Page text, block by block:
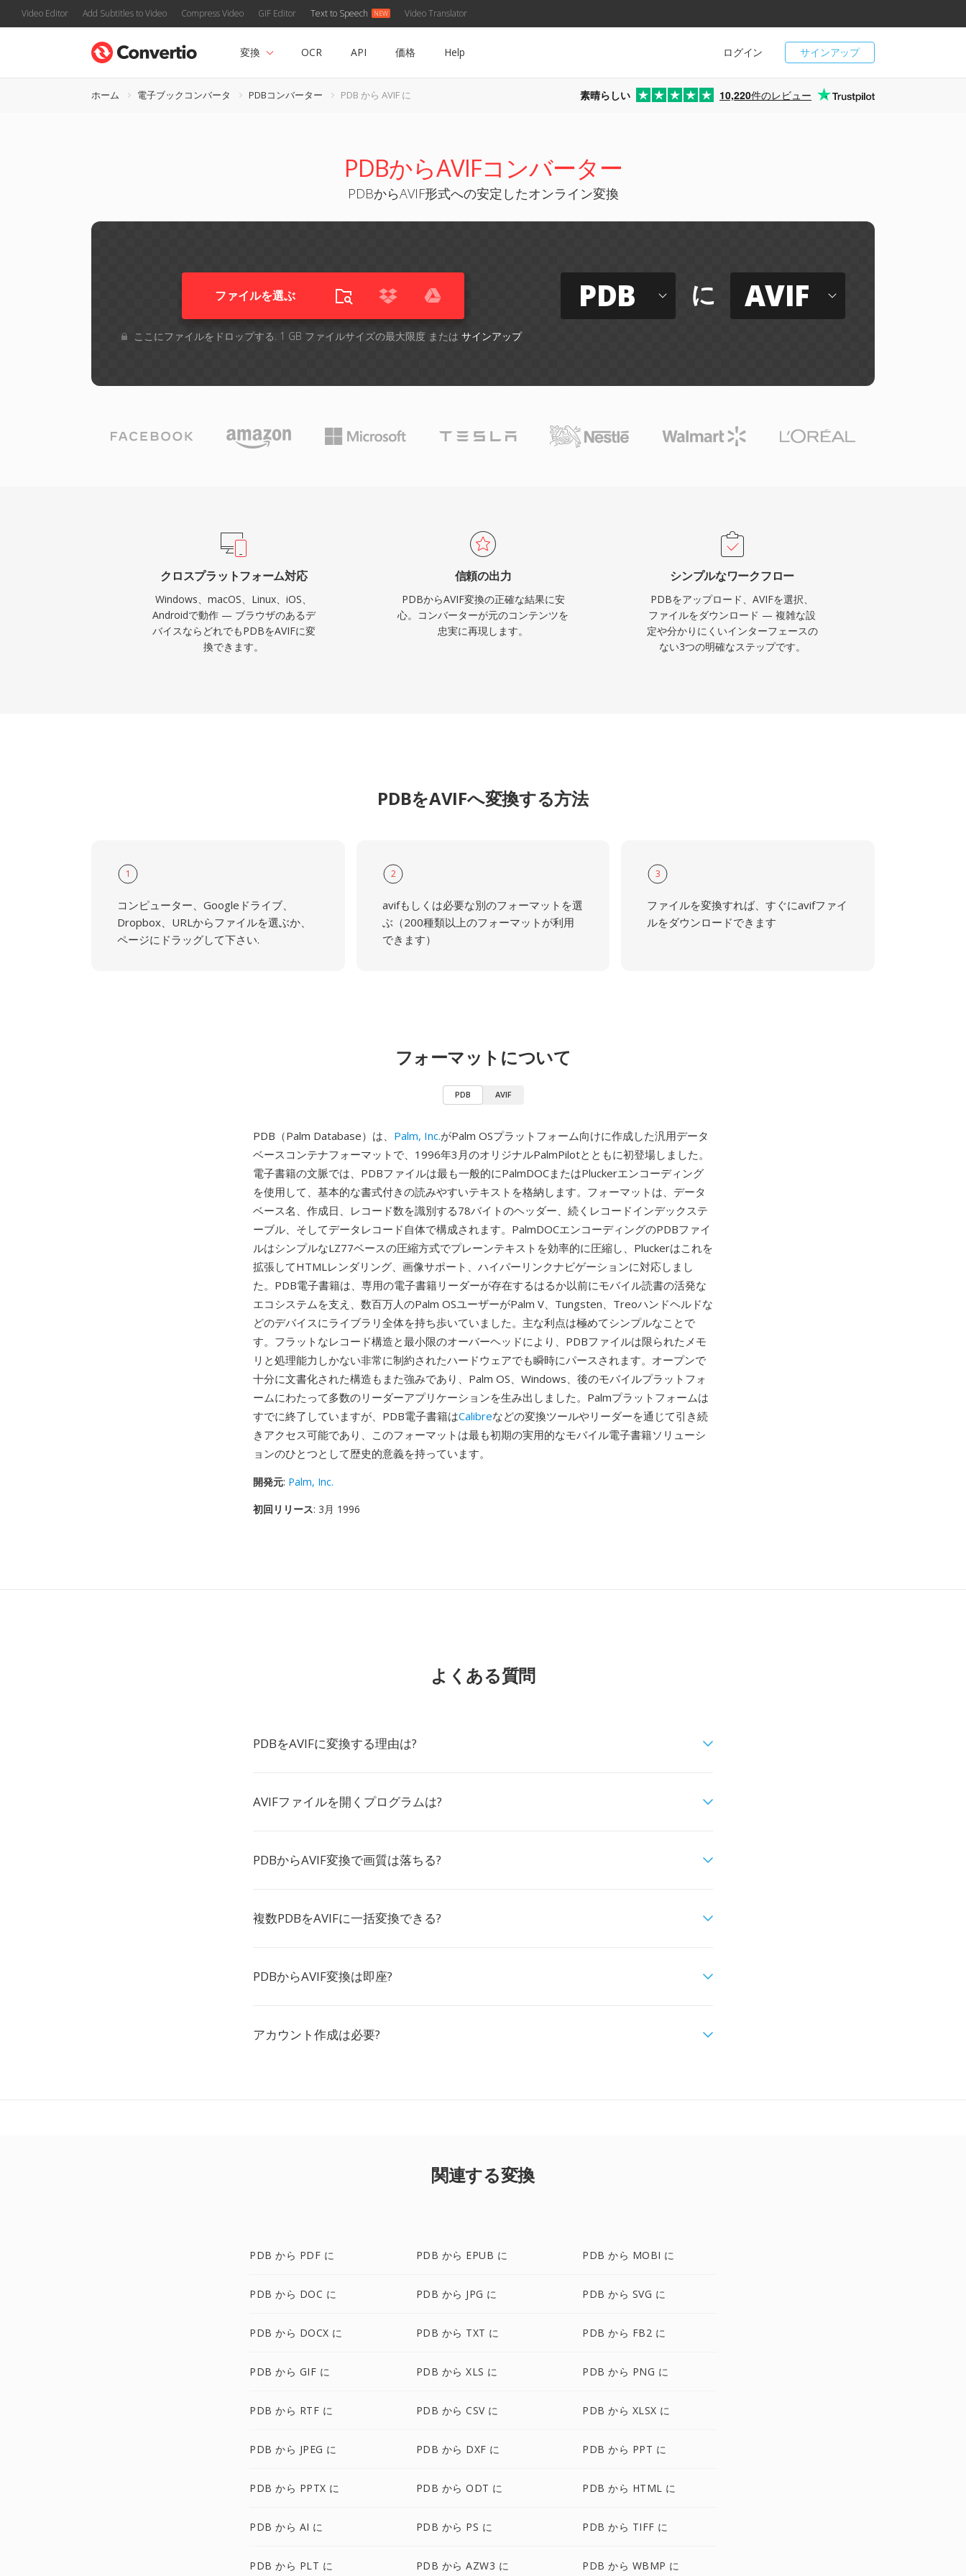
Video Editor Add Subtitles to Video Compress Video GIF Editor Text to Speech Video Translator
サインアップ
ログイン
変換 OCR API 価格 Help
ホーム 電子ブックコンバータ PDBコンバーター PDB から AVIF に 素晴らしい 10,220件のレビュー
PDBからAVIFコンバーター
PDBからAVIF形式への安定したオンライン変換
ファイルを選ぶ
ここにファイルをドロップする. 1 GB ファイルサイズの最大限度 または サインアップ
PDB に AVIF
クロスプラットフォーム対応
Windows、macOS、Linux、iOS、
Androidで動作 — ブラウザのあるデ
バイスならどれでもPDBをAVIFに変
換できます。
信頼の出力
PDBからAVIF変換の正確な結果に安
心。コンバーターが元のコンテンツを
忠実に再現します。
シンプルなワークフロー
PDBをアップロード、AVIFを選択、
ファイルをダウンロード — 複雑な設
定や分かりにくいインターフェースの
ない3つの明確なステップです。
PDBをAVIFへ変換する方法
1
コンピューター、Googleドライブ、
Dropbox、URLからファイルを選ぶか、
ページにドラッグして下さい.
2
avifもしくは必要な別のフォーマットを選
ぶ（200種類以上のフォーマットが利用
できます）
3
ファイルを変換すれば、すぐにavifファイ
ルをダウンロードできます
フォーマットについて
PDB AVIF
PDB（Palm Database）は、 Palm, Inc.がPalm OSプラットフォーム向けに作成した汎用データ
ベースコンテナフォーマットで、1996年3月のオリジナルPalmPilotとともに初登場しました。
電子書籍の文脈では、PDBファイルは最も一般的にPalmDOCまたはPluckerエンコーディング
を使用して、基本的な書式付きの読みやすいテキストを格納します。フォーマットは、データ
ベース名、作成日、レコード数を識別する78バイトのヘッダー、続くレコードインデックステ
ーブル、そしてデータレコード自体で構成されます。PalmDOCエンコーディングのPDBファイ
ルはシンプルなLZ77ベースの圧縮方式でプレーンテキストを効率的に圧縮し、Pluckerはこれを
拡張してHTMLレンダリング、画像サポート、ハイパーリンクナビゲーションに対応しまし
た。PDB電子書籍は、専用の電子書籍リーダーが存在するはるか以前にモバイル読書の活発な
エコシステムを支え、数百万人のPalm OSユーザーがPalm V、Tungsten、Treoハンドヘルドな
どのデバイスにライブラリ全体を持ち歩いていました。主な利点は極めてシンプルなことで
す。フラットなレコード構造と最小限のオーバーヘッドにより、PDBファイルは限られたメモ
リと処理能力しかない非常に制約されたハードウェアでも瞬時にパースされます。オープンで
十分に文書化された構造もまた強みであり、Palm OS、Windows、後のモバイルプラットフォ
ームにわたって多数のリーダーアプリケーションを生み出しました。Palmプラットフォームは
すでに終了していますが、PDB電子書籍はCalibreなどの変換ツールやリーダーを通じて引き続
きアクセス可能であり、このフォーマットは最も初期の実用的なモバイル電子書籍ソリューシ
ョンのひとつとして歴史的意義を持っています。
開発元: Palm, Inc.
初回リリース: 3月 1996
よくある質問
PDBをAVIFに変換する理由は?
AVIFファイルを開くプログラムは?
PDBからAVIF変換で画質は落ちる?
複数PDBをAVIFに一括変換できる?
PDBからAVIF変換は即座?
アカウント作成は必要?
関連する変換
PDB から PDF に PDB から EPUB に PDB から MOBI に
PDB から DOC に PDB から JPG に PDB から SVG に
PDB から DOCX に PDB から TXT に PDB から FB2 に
PDB から GIF に PDB から XLS に PDB から PNG に
PDB から RTF に PDB から CSV に PDB から XLSX に
PDB から JPEG に PDB から DXF に PDB から PPT に
PDB から PPTX に PDB から ODT に PDB から HTML に
PDB から AI に PDB から PS に PDB から TIFF に
PDB から PLT に PDB から AZW3 に PDB から WBMP に